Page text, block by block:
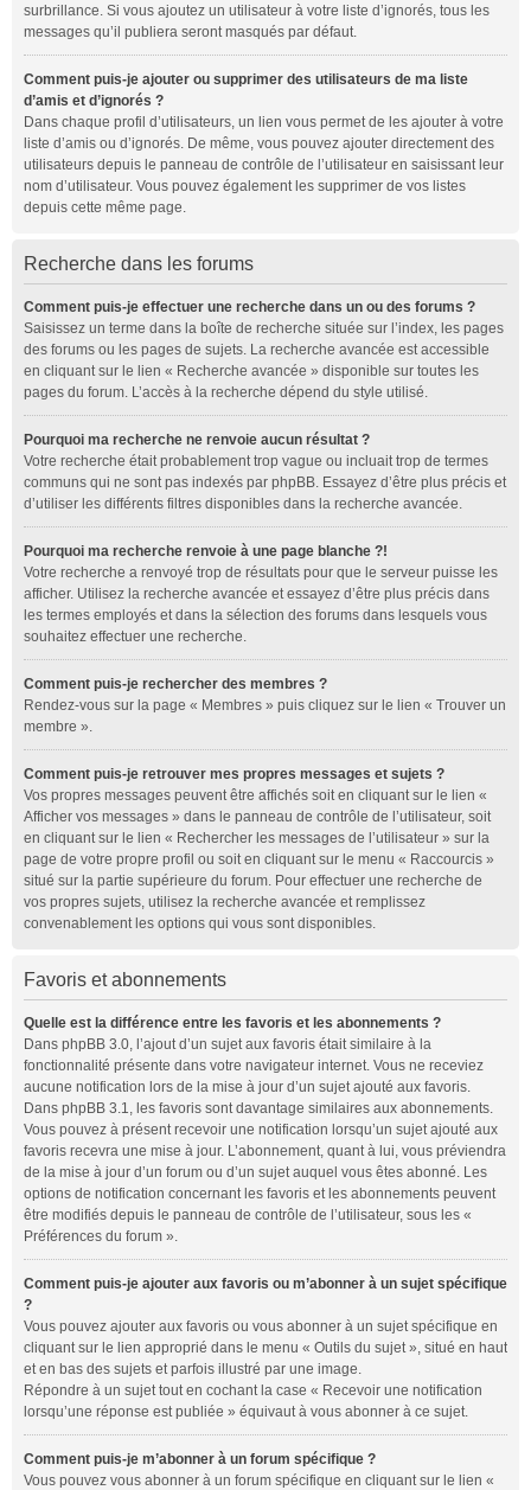
surbrillance. Si vous ajoutez un utilisateur à votre liste d’ignorés, tous les
messages qu’il publiera seront masqués par défaut.
Comment puis-je ajouter ou supprimer des utilisateurs de ma liste
d’amis et d’ignorés ?
Dans chaque profil d’utilisateurs, un lien vous permet de les ajouter à votre
liste d’amis ou d’ignorés. De même, vous pouvez ajouter directement des
utilisateurs depuis le panneau de contrôle de l’utilisateur en saisissant leur
nom d’utilisateur. Vous pouvez également les supprimer de vos listes
depuis cette même page.
Recherche dans les forums
Comment puis-je effectuer une recherche dans un ou des forums ?
Saisissez un terme dans la boîte de recherche située sur l’index, les pages
des forums ou les pages de sujets. La recherche avancée est accessible
en cliquant sur le lien « Recherche avancée » disponible sur toutes les
pages du forum. L’accès à la recherche dépend du style utilisé.
Pourquoi ma recherche ne renvoie aucun résultat ?
Votre recherche était probablement trop vague ou incluait trop de termes
communs qui ne sont pas indexés par phpBB. Essayez d’être plus précis et
d’utiliser les différents filtres disponibles dans la recherche avancée.
Pourquoi ma recherche renvoie à une page blanche ?!
Votre recherche a renvoyé trop de résultats pour que le serveur puisse les
afficher. Utilisez la recherche avancée et essayez d’être plus précis dans
les termes employés et dans la sélection des forums dans lesquels vous
souhaitez effectuer une recherche.
Comment puis-je rechercher des membres ?
Rendez-vous sur la page « Membres » puis cliquez sur le lien « Trouver un
membre ».
Comment puis-je retrouver mes propres messages et sujets ?
Vos propres messages peuvent être affichés soit en cliquant sur le lien «
Afficher vos messages » dans le panneau de contrôle de l’utilisateur, soit
en cliquant sur le lien « Rechercher les messages de l’utilisateur » sur la
page de votre propre profil ou soit en cliquant sur le menu « Raccourcis »
situé sur la partie supérieure du forum. Pour effectuer une recherche de
vos propres sujets, utilisez la recherche avancée et remplissez
convenablement les options qui vous sont disponibles.
Favoris et abonnements
Quelle est la différence entre les favoris et les abonnements ?
Dans phpBB 3.0, l’ajout d’un sujet aux favoris était similaire à la
fonctionnalité présente dans votre navigateur internet. Vous ne receviez
aucune notification lors de la mise à jour d’un sujet ajouté aux favoris.
Dans phpBB 3.1, les favoris sont davantage similaires aux abonnements.
Vous pouvez à présent recevoir une notification lorsqu’un sujet ajouté aux
favoris recevra une mise à jour. L’abonnement, quant à lui, vous préviendra
de la mise à jour d’un forum ou d’un sujet auquel vous êtes abonné. Les
options de notification concernant les favoris et les abonnements peuvent
être modifiés depuis le panneau de contrôle de l’utilisateur, sous les «
Préférences du forum ».
Comment puis-je ajouter aux favoris ou m’abonner à un sujet spécifique
?
Vous pouvez ajouter aux favoris ou vous abonner à un sujet spécifique en
cliquant sur le lien approprié dans le menu « Outils du sujet », situé en haut
et en bas des sujets et parfois illustré par une image.
Répondre à un sujet tout en cochant la case « Recevoir une notification
lorsqu’une réponse est publiée » équivaut à vous abonner à ce sujet.
Comment puis-je m’abonner à un forum spécifique ?
Vous pouvez vous abonner à un forum spécifique en cliquant sur le lien «